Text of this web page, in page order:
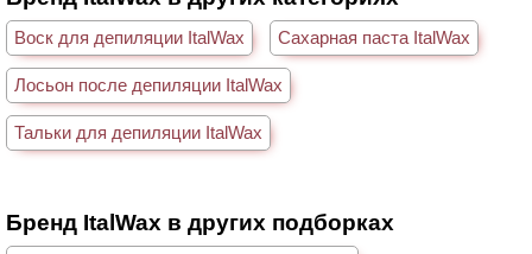
Воск для депиляции ItalWax Сахарная паста ItalWax
Лосьон после депиляции ItalWax
Тальки для депиляции ItalWax
Бренд ItalWax в других подборках